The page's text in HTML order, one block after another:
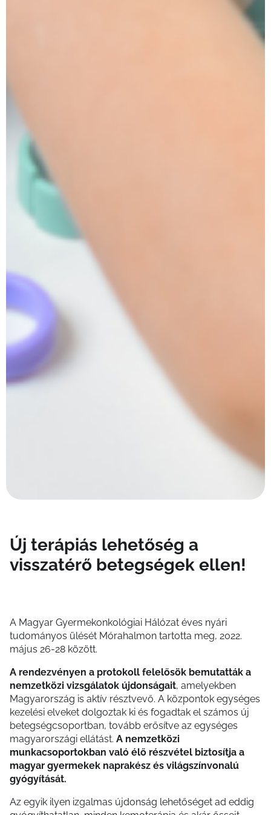
Új terápiás lehetőség a
visszatérő betegségek ellen!
A Magyar Gyermekonkológiai Hálózat éves nyári
tudományos ülését Mórahalmon tartotta meg, 2022.
május 26-28 között.
A rendezvényen a protokoll felelősök bemutatták a
nemzetközi vizsgálatok újdonságait, amelyekben
Magyarország is aktív résztvevő. A központok egységes
kezelési elveket dolgoztak ki és fogadtak el számos új
betegségcsoportban, tovább erősítve az egységes
magyarországi ellátást. A nemzetközi
munkacsoportokban való élő részvétel biztosítja a
magyar gyermekek naprakész és világszínvonalú
gyógyítását.
Az egyik ilyen izgalmas újdonság lehetőséget ad eddig